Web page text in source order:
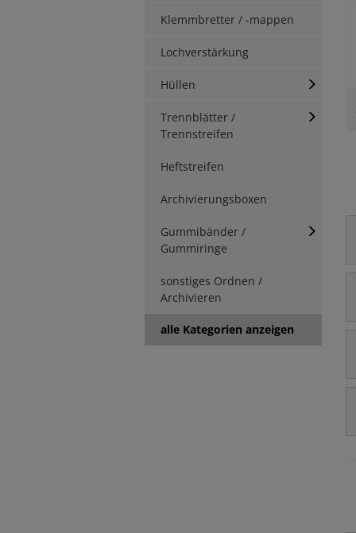
Klemmbretter / -mappen
Lochverstärkung
Hüllen
Trennblätter /
Trennstreifen
Heftstreifen
Archivierungsboxen
Gummibänder /
Gummiringe
sonstiges Ordnen /
Archivieren
alle Kategorien anzeigen